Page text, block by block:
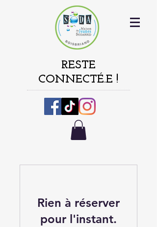
RESTE
CONNECTÉ.E !
Rien à réserver
pour l'instant.